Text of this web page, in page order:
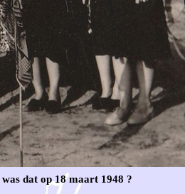
dat op 18 maart 1948 ?